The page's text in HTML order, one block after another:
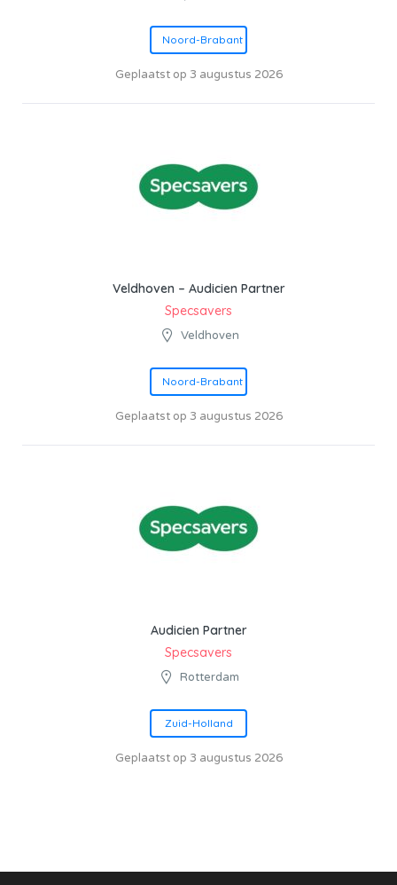
Noord-Brabant
Geplaatst op 3 augustus 2026
Veldhoven – Audicien Partner
Specsavers
Veldhoven
Noord-Brabant
Geplaatst op 3 augustus 2026
Audicien Partner
Specsavers
Rotterdam
Zuid-Holland
Geplaatst op 3 augustus 2026